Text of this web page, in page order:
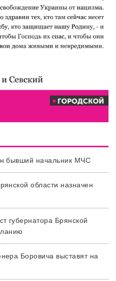
бывший начальник МЧС
области назначен
губернатора Брянской
Боровича выставят на